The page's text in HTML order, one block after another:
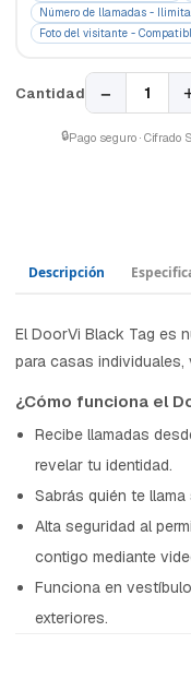
Número de llamadas -
Foto del visitante -
Cantidad − 1
🔒Pago seguro ·
Descripción
El DoorVi Black Tag es
para casas
¿Cómo funciona el
Recibe llamadas
revelar tu identidad.
Sabrás quién te
Alta seguridad al
contigo mediante
Funciona en
exteriores.